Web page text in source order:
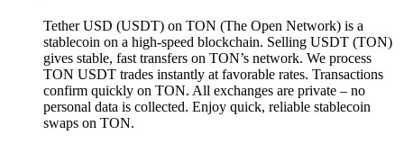
Tether USD (USDT) on TON (The Open Network) is a
stablecoin on a high-speed blockchain. Selling USDT (TON)
gives stable, fast transfers on TON’s network. We process
TON USDT trades instantly at favorable rates. Transactions
confirm quickly on TON. All exchanges are private – no
personal data is collected. Enjoy quick, reliable stablecoin
swaps on TON.